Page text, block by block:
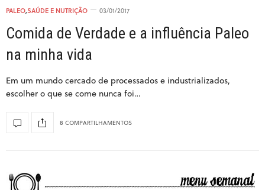
PALEO,SAÚDE E NUTRIÇÃO 03/01/2017
Comida de Verdade e a influência Paleo
na minha vida
Em um mundo cercado de processados e industrializados,
escolher o que se come nunca foi…
8 COMPARTILHAMENTOS